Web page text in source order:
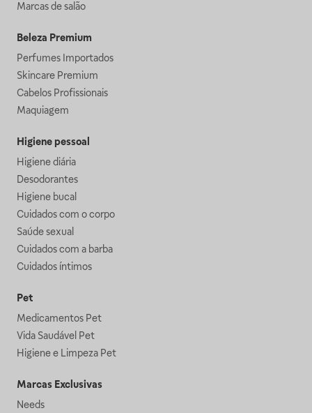
Marcas de salão
Beleza Premium
Perfumes Importados
Skincare Premium
Cabelos Profissionais
Maquiagem
Higiene pessoal
Higiene diária
Desodorantes
Higiene bucal
Cuidados com o corpo
Saúde sexual
Cuidados com a barba
Cuidados íntimos
Pet
Medicamentos Pet
Vida Saudável Pet
Higiene e Limpeza Pet
Marcas Exclusivas
Needs